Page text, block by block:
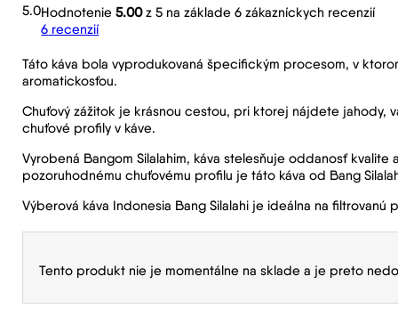
5.0Hodnotenie5.00z 5 na základe6 zákazníckych recenzií
6 recenzií
Táto káva bola vyprodukovaná špecifickým procesom, v
aromatickosťou.
Chuťový zážitok je krásnou cestou, pri ktorej nájdete jahody,
chuťové profily v káve.
Vyrobená Bangom Silalahim, káva stelesňuje oddanosť
pozoruhodnému chuťovému profilu je táto káva od Bang
Výberová káva Indonesia Bang Silalahi je ideálna na filtrovanú
Tento produkt nie je momentálne na sklade a je preto